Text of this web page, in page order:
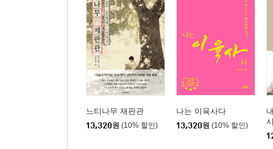
느티나무 재판관
13,320원 (10% 할인)
나는 이육사다
13,320원 (10% 할인)